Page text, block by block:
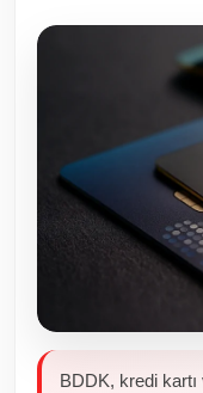
Toplum ve Yaşam
Sivil Toplum
Kamu Kurumları ve
Resmi Reklamlar
BDDK, kredi